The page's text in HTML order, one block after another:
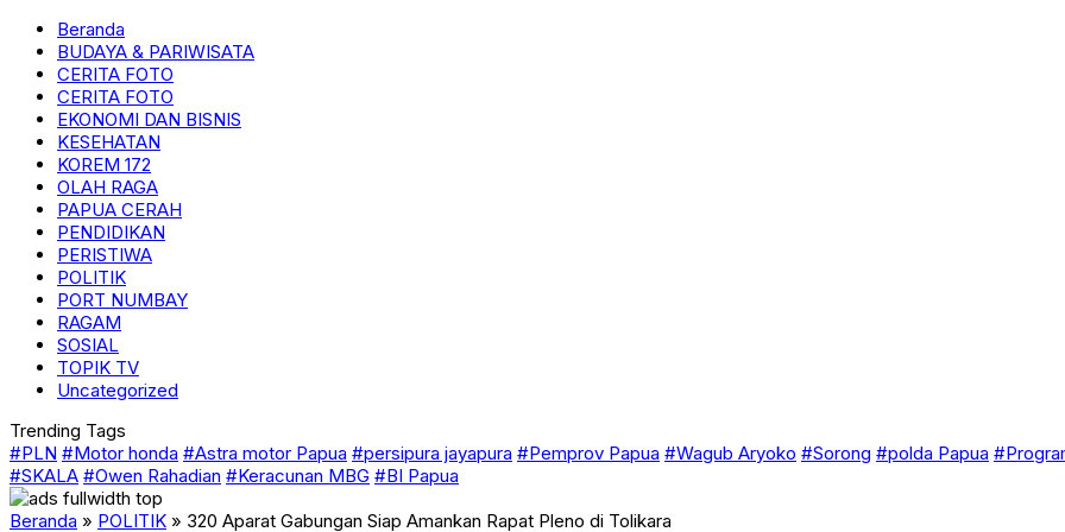
Beranda
BUDAYA & PARIWISATA
CERITA FOTO
CERITA FOTO
EKONOMI DAN BISNIS
KESEHATAN
KOREM 172
OLAH RAGA
PAPUA CERAH
PENDIDIKAN
PERISTIWA
POLITIK
PORT NUMBAY
RAGAM
SOSIAL
TOPIK TV
Uncategorized
Trending Tags
#PLN #Motor honda #Astra motor Papua #persipura jayapura #Pemprov Papua #Wagub Aryoko #Sorong #polda Papua
#SKALA #Owen Rahadian #Keracunan MBG #BI Papua
Beranda » POLITIK » 320 Aparat Gabungan Siap Amankan Rapat Pleno di Tolikara